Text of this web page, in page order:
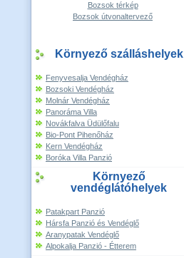
Bozsok térkép
Bozsok útvonaltervező
Környező szálláshelyek
Fenyvesalja Vendégház
Bozsoki Vendégház
Molnár Vendégház
Panoráma Villa
Novákfalva Üdülőfalu
Bio-Pont Pihenőház
Kern Vendégház
Boróka Villa Panzió
Környező
vendéglátóhelyek
Patakpart Panzió
Hársfa Panzió és Vendéglő
Aranypatak Vendéglő
Alpokalja Panzió - Étterem